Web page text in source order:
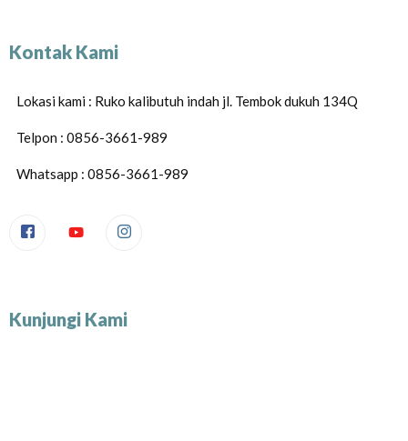
Kontak Kami
Lokasi kami : Ruko kalibutuh indah jl. Tembok dukuh 134Q
Telpon : 0856-3661-989
Whatsapp : 0856-3661-989
Kunjungi Kami